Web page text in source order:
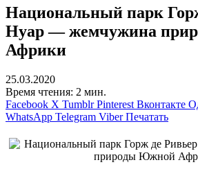
Национальный парк
Нуар — жемчужина
Африки
25.03.2020
Время чтения: 2 мин.
Facebook X Tumblr Pinterest Вконтакте
WhatsApp Telegram Viber Печатать